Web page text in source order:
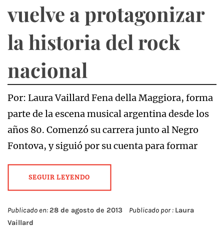
vuelve a protagonizar
la historia del rock
nacional
Por: Laura Vaillard Fena della Maggiora, forma
parte de la escena musical argentina desde los
años 80. Comenzó su carrera junto al Negro
Fontova, y siguió por su cuenta para formar
SEGUIR LEYENDO
Publicado en:28 de agosto de 2013 Publicado por : Laura
Vaillard